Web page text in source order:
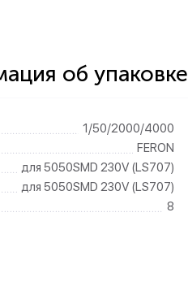
об упаковке
1/50/2000/4000
FERON
для 5050SMD 230V (LS707)
для 5050SMD 230V (LS707)
8